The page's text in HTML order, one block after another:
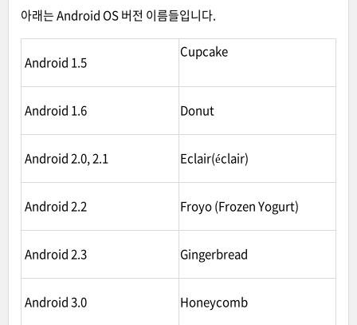
아래는 Android OS 버전 이름들입니다.
Android 1.5
Cupcake
Android 1.6 Donut
Android 2.0, 2.1 Eclair(éclair)
Android 2.2 Froyo (Frozen Yogurt)
Android 2.3 Gingerbread
Android 3.0 Honeycomb